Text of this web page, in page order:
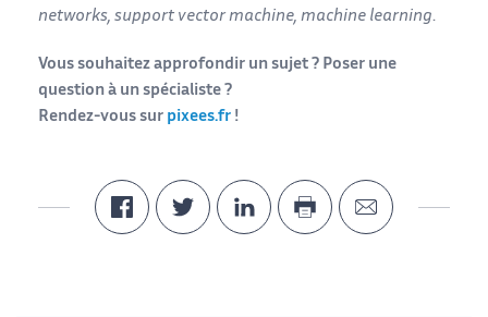
networks, support vector machine, machine learning.
Vous souhaitez approfondir un sujet ? Poser une
question à un spécialiste ?
Rendez-vous sur pixees.fr !